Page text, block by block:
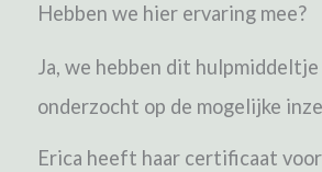
Hebben we hier ervaring mee?
Ja, we hebben dit
onderzocht op de mogelijke
Erica heeft haar certificaat